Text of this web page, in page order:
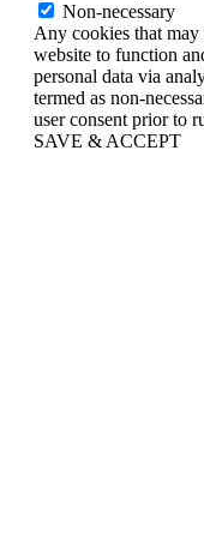
Non-necessary
Any cookies that may
website to function
personal data via
termed as non-
user consent prior to
SAVE & ACCEPT